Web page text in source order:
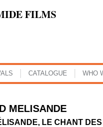
FILMS
CATALOGUE WHO
MELISANDE
LE CHANT